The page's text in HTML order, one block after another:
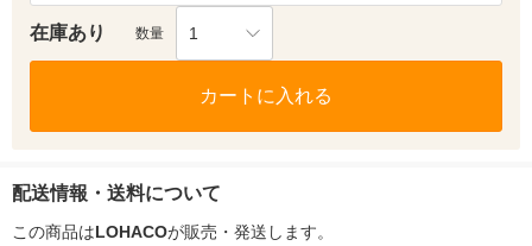
在庫あり 数量 1
カートに入れる
配送情報・送料について
この商品はLOHACOが販売・発送します。